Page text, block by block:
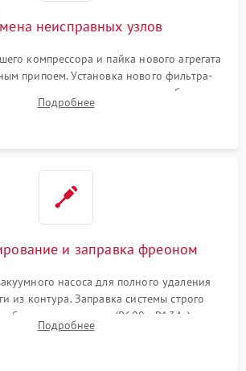
неисправных узлов
компрессора и пайка нового агрегата
припоем. Установка нового фильтра-
изношенных вентиляторов обдува,
или поврежденных дверных петель.
Подробнее
и заправка фреоном
насоса для полного удаления
из контура. Заправка системы строго
объемом хладагента (R600a, R134a) по
Контроль рабочего давления в системе.
Подробнее